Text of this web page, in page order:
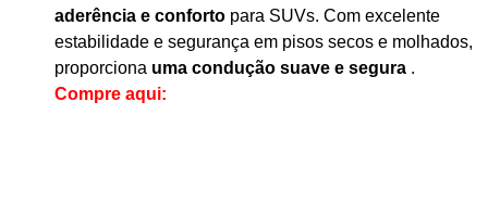
aderência e conforto para SUVs. Com excelente
estabilidade e segurança em pisos secos e molhados,
proporciona uma condução suave e segura .
Compre aqui: